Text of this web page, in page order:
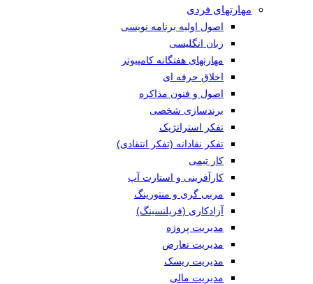
مهارتهای فردی
اصول اولیه برنامه نویسی
زبان انگلیسی
مهارتهای هفتگانه کامپیوتر
اخلاق حرفه ای
اصول و فنون مذاکره
برندسازی شخصی
تفکر استراتژیک
تفکر نقادانه (تفکر انتقادی)
کار تیمی
کارآفرینی و استارت آپ
مربی گری و منتورینگ
آزادکاری (فریلنسینگ)
مدیریت پروژه
مدیریت تعارض
مدیریت ریسک
مدیریت مالی